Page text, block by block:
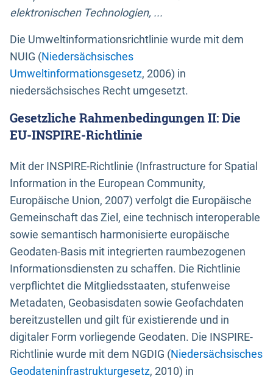
elektronischen Technologien, ...
Die Umweltinformationsrichtlinie wurde mit dem
NUIG (Niedersächsisches
Umweltinformationsgesetz, 2006) in
niedersächsisches Recht umgesetzt.
Gesetzliche Rahmenbedingungen II: Die
EU-INSPIRE-Richtlinie
Mit der INSPIRE-Richtlinie (Infrastructure for Spatial
Information in the European Community,
Europäische Union, 2007) verfolgt die Europäische
Gemeinschaft das Ziel, eine technisch interoperable
sowie semantisch harmonisierte europäische
Geodaten-Basis mit integrierten raumbezogenen
Informationsdiensten zu schaffen. Die Richtlinie
verpflichtet die Mitgliedsstaaten, stufenweise
Metadaten, Geobasisdaten sowie Geofachdaten
bereitzustellen und gilt für existierende und in
digitaler Form vorliegende Geodaten. Die INSPIRE-
Richtlinie wurde mit dem NGDIG (Niedersächsisches
Geodateninfrastrukturgesetz, 2010) in